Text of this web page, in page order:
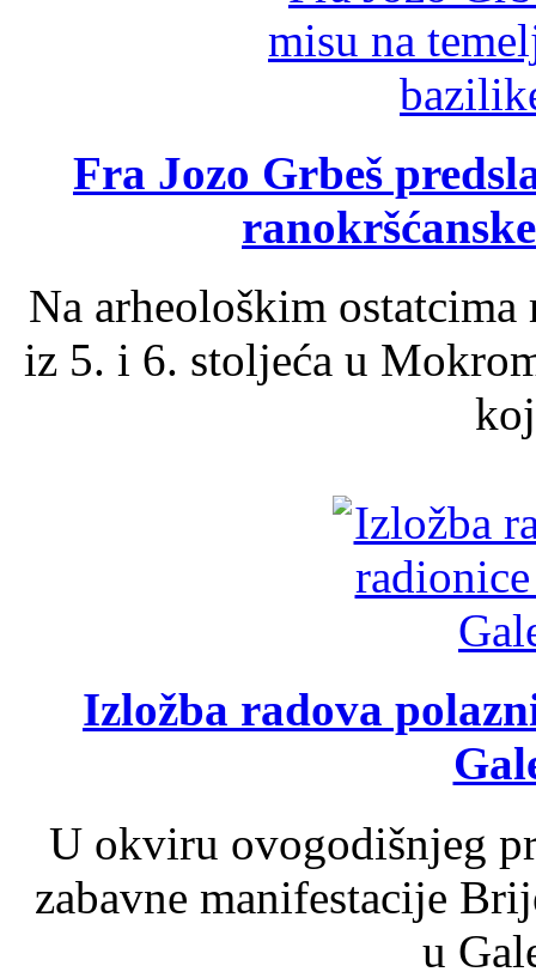
Fra Jozo Grbeš
Na arheološkim
iz 5. i 6. stoljeća u
Izložba radova
U okviru ovogodišnjeg
zabavne manifestacije
u